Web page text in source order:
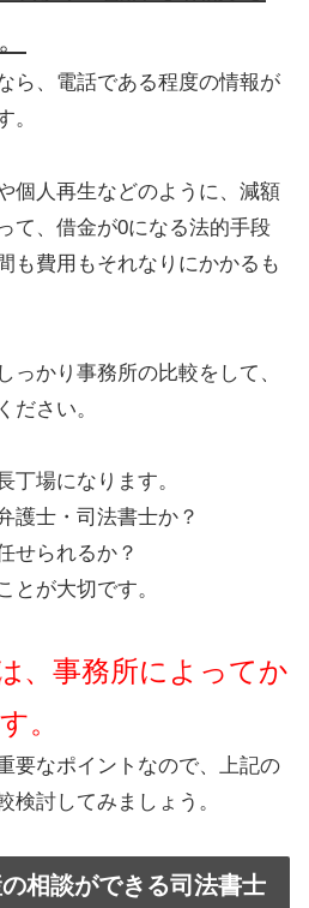
ら、電話である程度の情報が
。
個人再生などのように、減額
て、借金が0になる法的手段
も費用もそれなりにかかるも
っかり事務所の比較をして、
ださい。
丁場になります。
護士・司法書士か？
せられるか？
とが大切です。
、事務所によってか
。
要なポイントなので、上記の
検討してみましょう。
相談ができる司法書士